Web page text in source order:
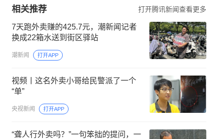
相关推荐 打开腾讯新闻查看更多
7天跑外卖赚的425.7元，潮新闻记者
换成22箱水送到街区驿站
潮新闻 打开APP
视频丨这名外卖小哥给民警派了一个
“单”
央视新闻 打开APP
“聋人行外卖吗？”一句笨拙的提问，一